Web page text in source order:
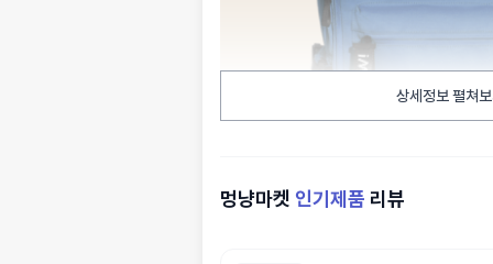
상세정보 펼쳐
멍냥마켓 인기제품 리뷰